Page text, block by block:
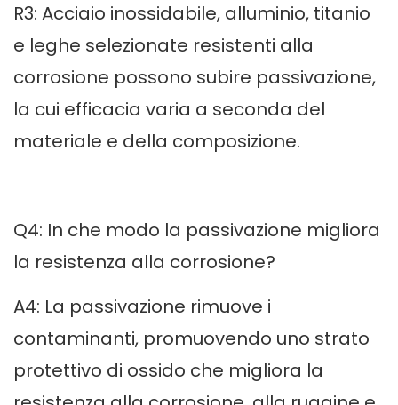
R3: Acciaio inossidabile, alluminio, titanio
e leghe selezionate resistenti alla
corrosione possono subire passivazione,
la cui efficacia varia a seconda del
materiale e della composizione.
Q4: In che modo la passivazione migliora
la resistenza alla corrosione?
A4: La passivazione rimuove i
contaminanti, promuovendo uno strato
protettivo di ossido che migliora la